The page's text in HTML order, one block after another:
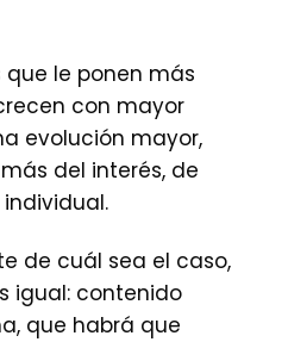
le ponen más
con mayor
evolución mayor,
del interés, de
de cuál sea el caso,
igual: contenido
que habrá que